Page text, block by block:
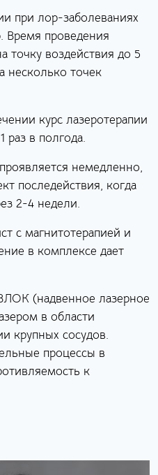
при лор-заболеваниях
Время проведения
точку воздействия до 5
несколько точек
курс лазеротерапии
раз в полгода.
немедленно,
последействия, когда
2-4 недели.
с магнитотерапией и
в комплексе дает
(надвенное лазерное
в области
крупных сосудов.
процессы в
к